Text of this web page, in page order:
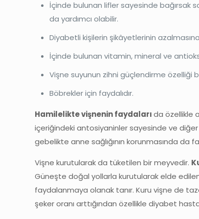
İçinde bulunan lifler sayesinde bağırsak
da yardımcı olabilir.
Diyabetli kişilerin şikâyetlerinin
İçinde bulunan vitamin, mineral ve
Vişne suyunun zihni güçlendirme özelliği
Böbrekler için faydalıdır.
Hamilelikte vişnenin faydalarıda özellikle
içeriğindeki antosiyaninler sayesinde ve
gebelikte anne sağlığının korunmasında da
Vişne kurutularak da tüketilen bir meyvedir.
Güneşte doğal yollarla kurutularak elde
faydalanmaya olanak tanır. Kuru vişne de
şeker oranı arttığından özellikle diyabet